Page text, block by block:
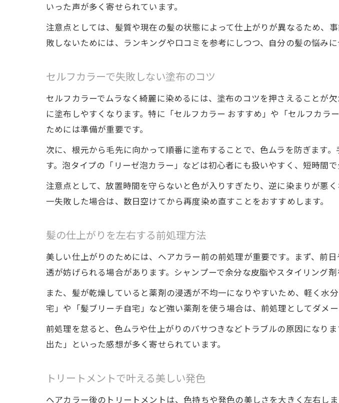
髪の状態に合っ
髪のパサつきを
自宅ケアで理想の
毎日のケアでヘア
セルフカラーにおける
セルフカラー後の
自然な仕上がりを目
トリートメントで
地毛を活かした
いった声が多く寄せられています。
注意点としては、髪質や現在の髪の状態によって仕上がりが異なるため、
敗しないためには、ランキングや口コミを参考にしつつ、自分の髪の悩みに
セルフカラーで失敗しない塗布のコツ
セルフカラーでムラなく綺麗に染めるには、塗布のコツを押さえることが
に塗布しやすくなります。特に「セルフカラー おすすめ」や「セルフカ
ためには準備が重要です。
次に、根元から毛先に向かって順番に塗布することで、色ムラを防ぎます
す。泡タイプの「リーゼ泡カラー」などは初心者にも扱いやすく、短時間で
注意点として、放置時間を守らないと色が入りすぎたり、逆に染まりが悪
一失敗した場合は、数日空けてから再度染め直すことをおすすめします。
髪の仕上がりを左右する前処理方法
美しい仕上がりのためには、ヘアカラー前の前処理が重要です。まず、前
透が妨げられる場合があります。シャンプーで余分な皮脂やスタイリング
また、髪が乾燥していると薬剤の浸透が不均一になりやすいため、軽く水
宅」や「髪ブリーチ自宅」など強い薬剤を使う場合は、前処理としてダメ
前処理を怠ると、色ムラや仕上がりのパサつきなどトラブルの原因になり
出た」といった感想が多く寄せられています。
トリートメントで叶える美しい発色
ヘアカラー後のトリートメントは、色持ちや発色の美しさを大きく左右し